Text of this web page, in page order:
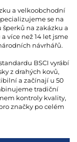
a velkoobchodní
se na
na zakázku a
více než 14 let jsme
návrhářů.
BSCI vyrábí
z drahých kovů,
a začínají u 50
tradiční
kontroly kvality,
značky po celém